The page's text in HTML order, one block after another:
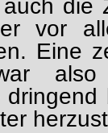
die
vor
Eine